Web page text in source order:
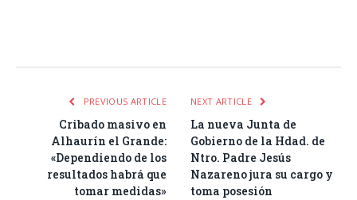
PREVIOUS ARTICLE
Cribado masivo en
Alhaurín el Grande:
«Dependiendo de los
resultados habrá que
tomar medidas»
NEXT ARTICLE
La nueva Junta de
Gobierno de la Hdad. de
Ntro. Padre Jesús
Nazareno jura su cargo y
toma posesión